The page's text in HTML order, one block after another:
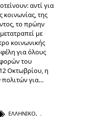
αντί για
κοινωνίας, της
το πρώην
με
κοινωνικής
για όλους
του
Οκτωβρίου, η
για…
ΕΛΛΗΝΙΚΌ,